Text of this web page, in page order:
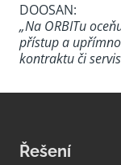
DOOSAN:
„Na ORBITu
přístup a
kontraktu či
Řešení